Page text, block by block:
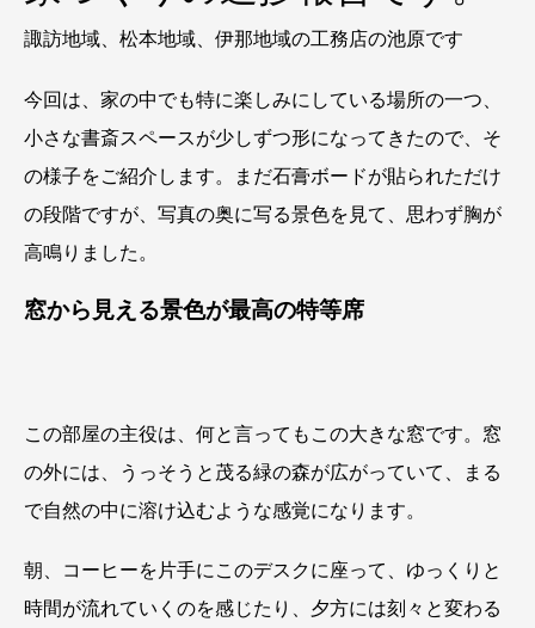
諏訪地域、松本地域、伊那地域の工務店の池原です
今回は、家の中でも特に楽しみにしている場所の一つ、
小さな書斎スペースが少しずつ形になってきたので、そ
の様子をご紹介します。まだ石膏ボードが貼られただけ
の段階ですが、写真の奥に写る景色を見て、思わず胸が
高鳴りました。
窓から見える景色が最高の特等席
この部屋の主役は、何と言ってもこの大きな窓です。窓
の外には、うっそうと茂る緑の森が広がっていて、まる
で自然の中に溶け込むような感覚になります。
朝、コーヒーを片手にこのデスクに座って、ゆっくりと
時間が流れていくのを感じたり、夕方には刻々と変わる